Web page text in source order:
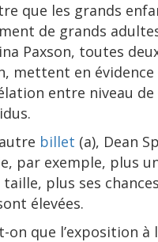
que les grands
de grands
Paxson, toutes
mettent en
entre niveau
billet (a), Dean
par exemple, plus
taille, plus ses
élevées.
on que l’exposition à